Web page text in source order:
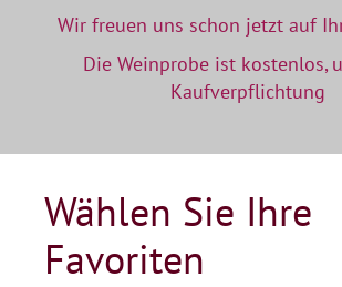
Wir freuen uns schon jetzt auf
Die Weinprobe ist kostenlos,
Kaufverpflichtung
Wählen Sie Ihre
Favoriten